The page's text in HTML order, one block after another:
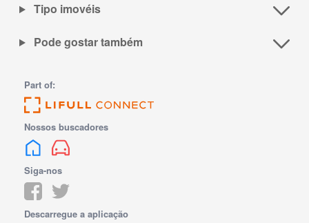
Tipo imovéis
Pode gostar também
Part of:
Nossos buscadores
Siga-nos
Descarregue a aplicação